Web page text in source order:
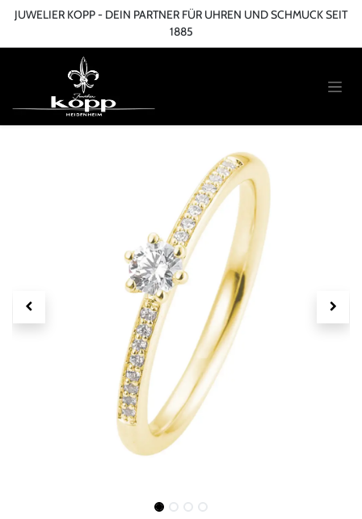
Zum Inhalt springen
JUWELIER KOPP - DEIN PARTNER FÜR UHREN UND SCHMUCK SEIT
1885